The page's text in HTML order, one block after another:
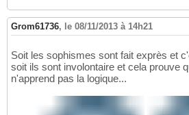
Grom61736, le 08/11/2013 à 14h21
Soit les sophismes sont fait exprès et
soit ils sont involontaire et cela prouve
n'apprend pas la logique...